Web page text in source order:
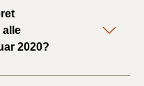
alle
2020?